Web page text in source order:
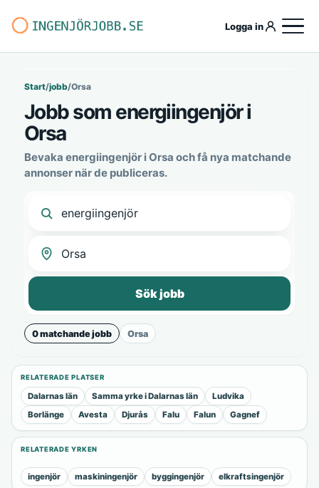
Logga in
Start/jobb/Orsa
Jobb som energiingenjör i
Orsa
Bevaka energiingenjör i Orsa och få nya matchande
annonser när de publiceras.
Sök jobb
0 matchande jobb Orsa
RELATERADE PLATSER
Dalarnas län Samma yrke i Dalarnas län
Ludvika
Borlänge
Avesta Djurås Falu Falun Gagnef
RELATERADE YRKEN
ingenjör maskiningenjör byggingenjör elkraftsingenjör